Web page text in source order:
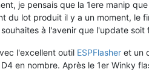
je pensais que la 1ere manip
du lot produit il y a un moment, le
à l'avenir que l'update
l'excellent outil ESPFlasher et un
en nombre. Après le 1er Winky